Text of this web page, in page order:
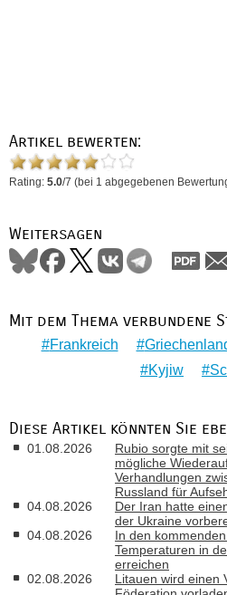
Artikel bewerten:
Rating: 5.0/7 (bei 1 abgegebenen
Weitersagen
Mit dem Thema verbundene
Frankreich
Kyjiw
Diese Artikel könnten Sie
01.08.2026
Rubio sorgte mit
mögliche
Verhandlungen
Russland für
04.08.2026
Der Iran hatte
der Ukraine
04.08.2026
In den
Temperaturen in
erreichen
02.08.2026
Litauen wird einen